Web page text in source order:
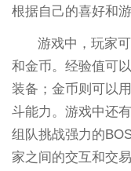
根据自己的喜好和
游戏中，玩家
和金币。经验值可
装备；金币则可以
斗能力。游戏中还
组队挑战强力的
家之间的交互和交